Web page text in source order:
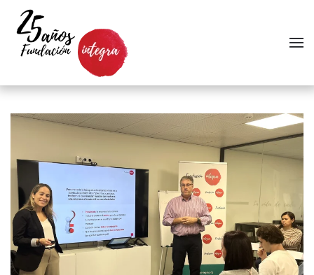
Skip to main content